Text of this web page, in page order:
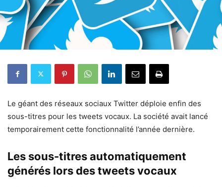
Le géant des réseaux sociaux Twitter déploie enfin des
sous-titres pour les tweets vocaux. La société avait lancé
temporairement cette fonctionnalité l’année dernière.
Les sous-titres automatiquement
générés lors des tweets vocaux